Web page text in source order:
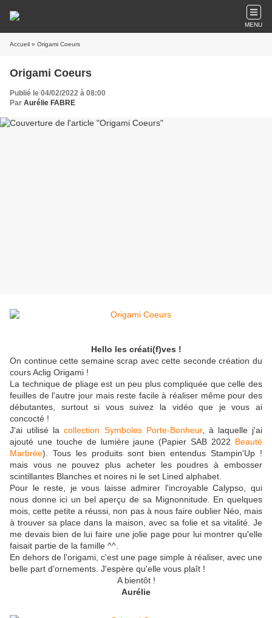
MENU
Accueil » Origami Coeurs
Origami Coeurs
Publié le 04/02/2022 à 08:00
Par Aurélie FABRE
Hello les créati(f)ves !
On continue cette semaine scrap avec cette seconde création du
cours Aclig Origami !
La technique de pliage est un peu plus compliquée que celle des
feuilles de l'autre jour mais reste facile à réaliser même pour des
débutantes, surtout si vous suivez la vidéo que je vous ai
concocté !
J'ai utilisé lacollection Symboles Porte-Bonheur, à laquelle j'ai
ajouté une touche de lumière jaune (Papier SAB 2022 Beauté
Marbrée). Tous les produits sont bien entendus Stampin'Up !
mais vous ne pouvez plus acheter les poudres à embosser
scintillantes Blanches et noires ni le set Lined alphabet.
Pour le reste, je vous laisse admirer l'incroyable Calypso, qui
nous donne ici un bel aperçu de sa Mignonnitude. En quelques
mois, cette petite a réussi, non pas à nous faire oublier Néo, mais
à trouver sa place dans la maison, avec sa folie et sa vitalité. Je
me devais bien de lui faire une jolie page pour lui montrer qu'elle
faisait partie de la famille ^^.
En dehors de l'origami, c'est une page simple à réaliser, avec une
belle part d'ornements. J'espère qu'elle vous plaît !
A bientôt !
Aurélie